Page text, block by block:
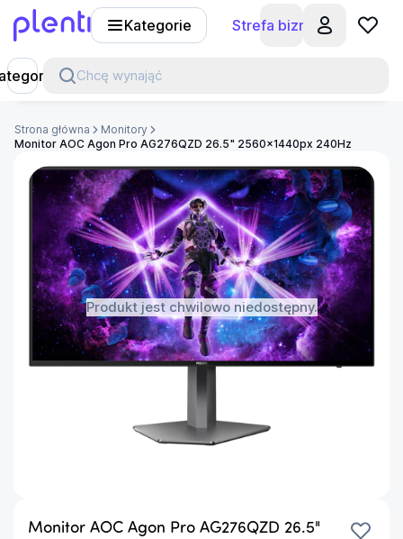
Kategorie Strefa biznesu
Chcę wynająć
Strona główna
Monitory
Monitor AOC Agon Pro AG276QZD 26.5" 2560x1440px 240Hz
Produkt jest chwilowo niedostępny.
Monitor AOC Agon Pro AG276QZD 26.5"